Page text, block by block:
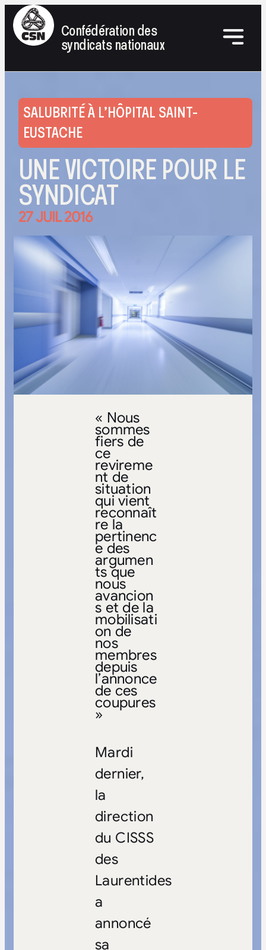
Confédération des
syndicats nationaux
SALUBRITÉ À L’HÔPITAL SAINT-
EUSTACHE
UNE VICTOIRE POUR LE
SYNDICAT
27 JUIL 2016
« Nous
sommes
fiers de
ce
revireme
nt de
situation
qui vient
reconnaît
re la
pertinenc
e des
argumen
ts que
nous
avancion
s et de la
mobilisati
on de
nos
membres
depuis
l’annonce
de ces
coupures
»
Mardi
dernier,
la
direction
du CISSS
des
Laurentides
a
annoncé
sa